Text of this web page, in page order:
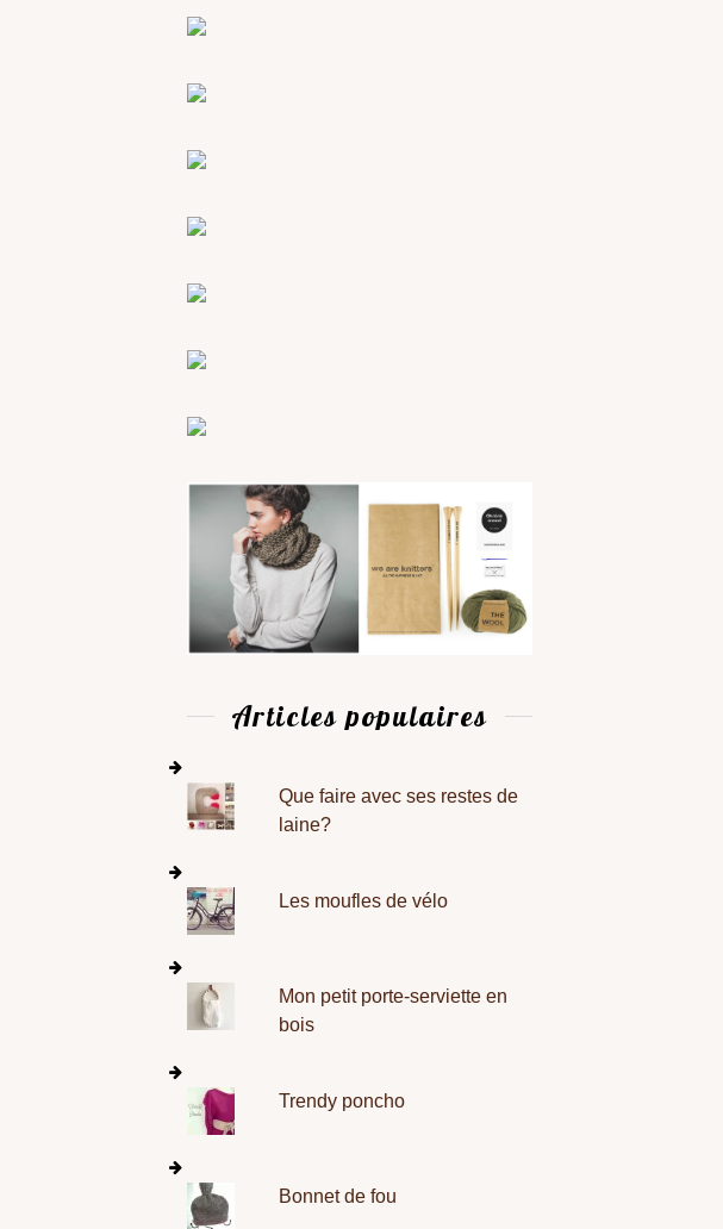
Articles populaires
Que faire avec ses restes de
laine?
Les moufles de vélo
Mon petit porte-serviette en
bois
Trendy poncho
Bonnet de fou